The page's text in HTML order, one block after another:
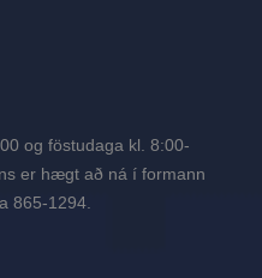
og föstudaga kl. 8:00-
er hægt að ná í formann
865-1294.